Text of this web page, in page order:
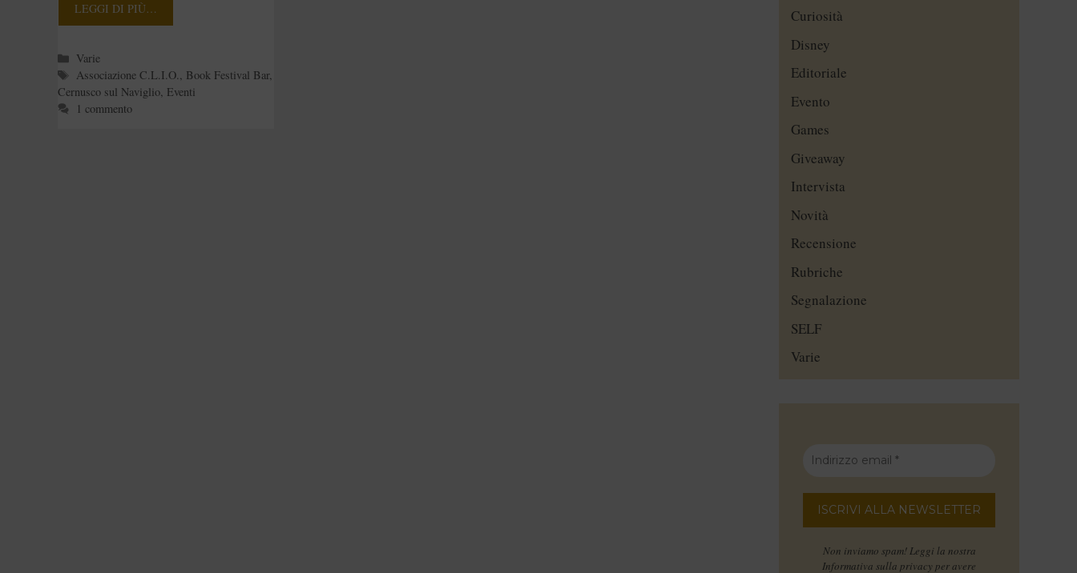
LEGGI DI PIÙ…
Categorie
Varie
Tag
Associazione C.L.I.O., Book Festival Bar,
Cernusco sul Naviglio, Eventi
1 commento
Curiosità
Disney
Editoriale
Evento
Games
Giveaway
Intervista
Novità
Recensione
Rubriche
Segnalazione
SELF
Varie
Non inviamo spam! Leggi la nostra
Informativa sulla privacy per avere